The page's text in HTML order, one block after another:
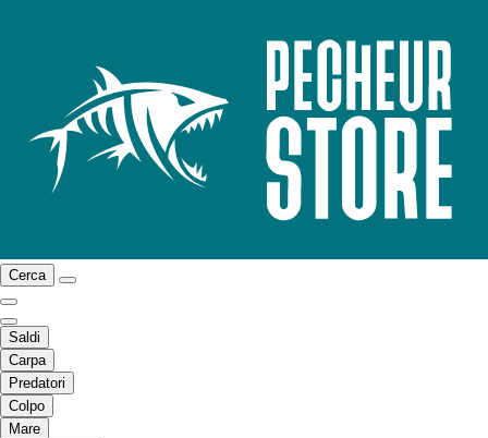
Cerca
Saldi
Carpa
Predatori
Colpo
Mare